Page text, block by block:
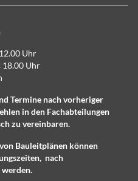
Uhr
Uhr
Termine nach vorheriger
in den Fachabteilungen
zu vereinbaren.
Bauleitplänen können
nach